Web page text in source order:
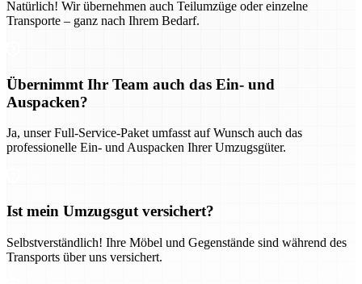
Natürlich! Wir übernehmen auch Teilumzüge oder einzelne
Transporte – ganz nach Ihrem Bedarf.
Übernimmt Ihr Team auch das Ein- und
Auspacken?
Ja, unser Full-Service-Paket umfasst auf Wunsch auch das
professionelle Ein- und Auspacken Ihrer Umzugsgüter.
Ist mein Umzugsgut versichert?
Selbstverständlich! Ihre Möbel und Gegenstände sind während des
Transports über uns versichert.